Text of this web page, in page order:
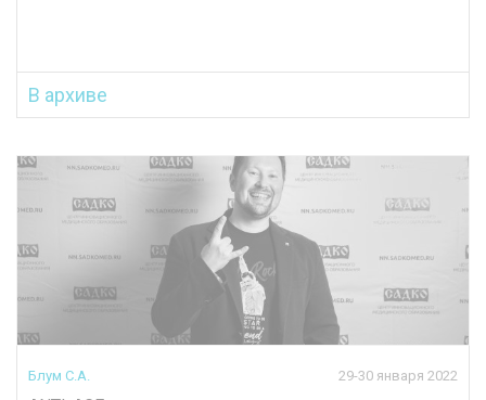
В архиве
Блум С.А. 29-30 января 2022